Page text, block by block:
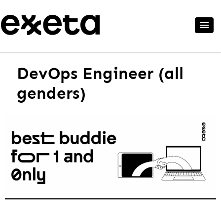
DevOps Engineer (all
genders)